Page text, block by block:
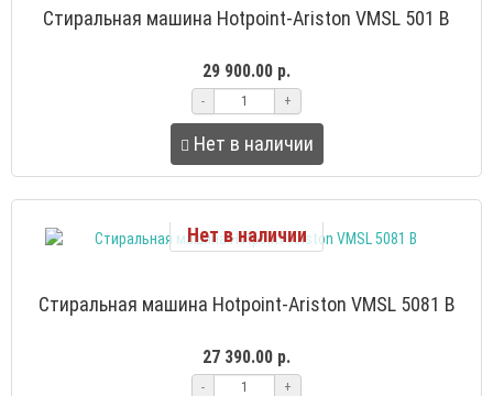
Стиральная машина Hotpoint-Ariston VMSL 501 B
29 900.00 р.
- +
Нет в наличии
Нет в наличии
Стиральная машина Hotpoint-Ariston VMSL 5081 B
27 390.00 р.
- +